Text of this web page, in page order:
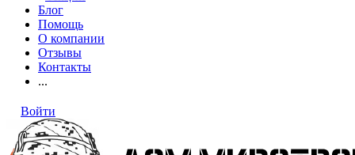
Блог
Помощь
О компании
Отзывы
Контакты
...
Войти